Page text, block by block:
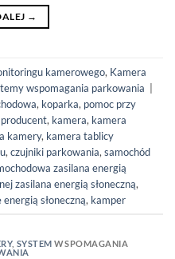
→
kamerowego, Kamera
wspomagania parkowania
, koparka, pomoc przy
producent, kamera, kamera
kamery, kamera tablicy
, czujniki parkowania, samochód
zasilana energią
zasilana energią słoneczną,
słoneczną, kamper
, SYSTEM WSPOMAGANIA